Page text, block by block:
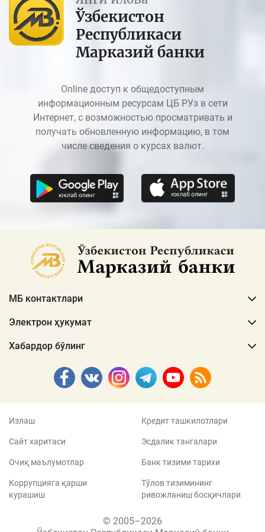
Ўзбекистон
Республикаси
Марказий банки
Online доступ к общедоступным
информационным ресурсам ЦБ РУз в сети
Интернет, с возможностью просматривать и
получать обновленную информацию, в том
числе сведения о курсах валют.
МБ контактлари
Электрон ҳукумат
Хабардор бўлинг
Излаш
Сайт харитаси
Очиқ маълумотлар
Коррупцияга қарши
курашиш
Кредит ташкилотлари
Эсдалик тангалари
Банк тизими тарихи
Тўлов тизимининг
ривожланиш босқичлари
© 2005–2026